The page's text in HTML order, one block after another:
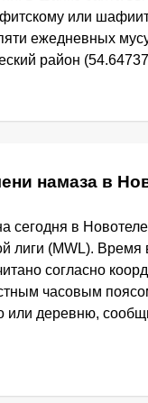
или
ежедневных
район
намаза в
сегодня в
лиги (MWL). Время
согласно
часовым
или деревню,